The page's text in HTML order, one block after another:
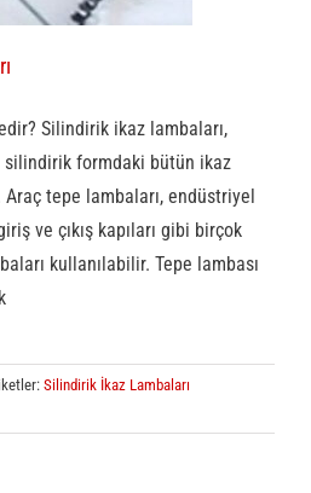
Silindirik ikaz lambaları,
silindirik formdaki bütün ikaz
Araç tepe lambaları, endüstriyel
ve çıkış kapıları gibi birçok
kullanılabilir. Tepe lambası
Silindirik İkaz Lambaları